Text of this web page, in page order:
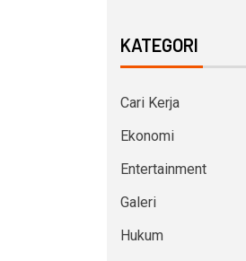
KATEGORI
Cari Kerja
Ekonomi
Entertainment
Galeri
Hukum